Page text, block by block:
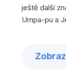
ještě další
Umpa-pu a